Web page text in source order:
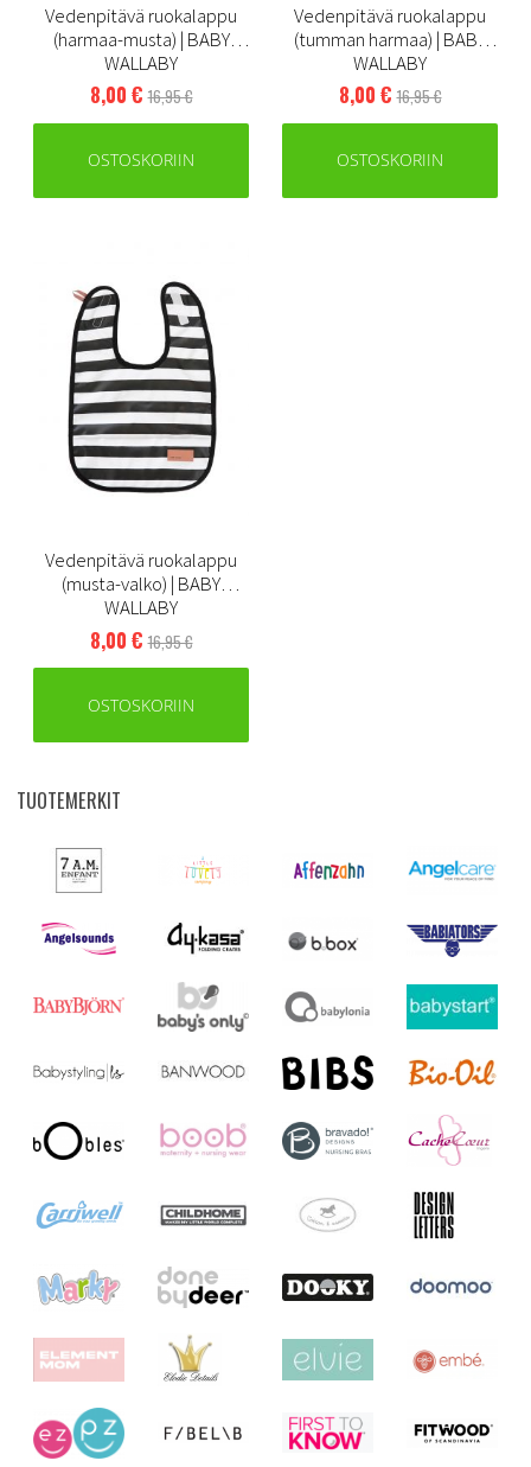
Vedenpitävä ruokalappu
(harmaa-musta) | BABY
WALLABY
8,00 € 16,95 €
OSTOSKORIIN
Vedenpitävä ruokalappu
(tumman harmaa) | BABY
WALLABY
8,00 € 16,95 €
OSTOSKORIIN
Vedenpitävä ruokalappu
(musta-valko) | BABY
WALLABY
8,00 € 16,95 €
OSTOSKORIIN
TUOTEMERKIT